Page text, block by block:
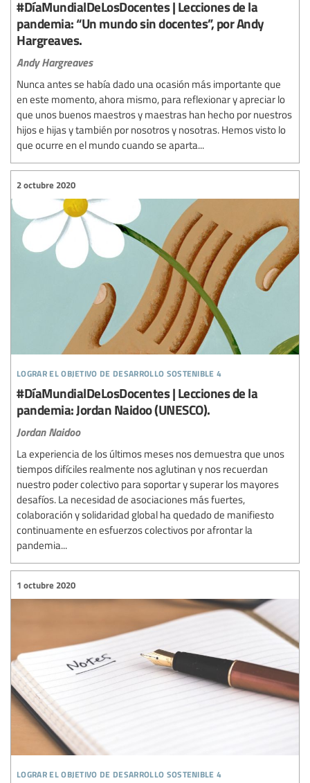
#DíaMundialDeLosDocentes | Lecciones de la
pandemia: “Un mundo sin docentes”, por Andy
Hargreaves.
Andy Hargreaves
Nunca antes se había dado una ocasión más importante que
en este momento, ahora mismo, para reflexionar y apreciar lo
que unos buenos maestros y maestras han hecho por nuestros
hijos e hijas y también por nosotros y nosotras. Hemos visto lo
que ocurre en el mundo cuando se aparta...
lograr el objetivo de desarrollo sostenible 4
2 octubre 2020
#DíaMundialDeLosDocentes | Lecciones de la
pandemia: Jordan Naidoo (UNESCO).
Jordan Naidoo
La experiencia de los últimos meses nos demuestra que unos
tiempos difíciles realmente nos aglutinan y nos recuerdan
nuestro poder colectivo para soportar y superar los mayores
desafíos. La necesidad de asociaciones más fuertes,
colaboración y solidaridad global ha quedado de manifiesto
continuamente en esfuerzos colectivos por afrontar la
pandemia...
lograr el objetivo de desarrollo sostenible 4
1 octubre 2020